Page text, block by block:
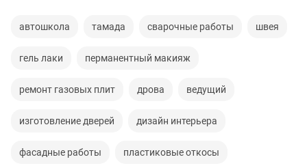
автошкола тамада сварочные работы швея
гель лаки перманентный макияж
ремонт газовых плит дрова ведущий
изготовление дверей дизайн интерьера
фасадные работы пластиковые откосы